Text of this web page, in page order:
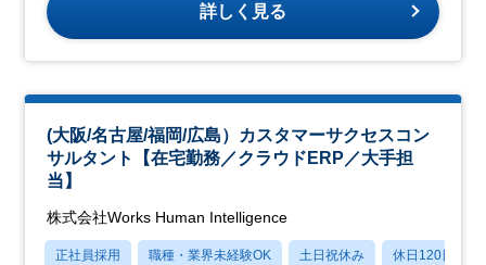
詳しく見る
(大阪/名古屋/福岡/広島）カスタマーサクセスコン
サルタント【在宅勤務／クラウドERP／大手担
当】
株式会社Works Human Intelligence
正社員採用 職種・業界未経験OK 土日祝休み 休日120日以上